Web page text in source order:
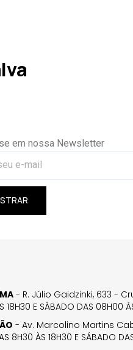
em nossa Newsletter
- R. Júlio Gaidzinki, 633 -
18H30 E SÁBADO DAS 08H00
- Av. Marcolino Martins
8H30 ÀS 18H30 E SÁBADO